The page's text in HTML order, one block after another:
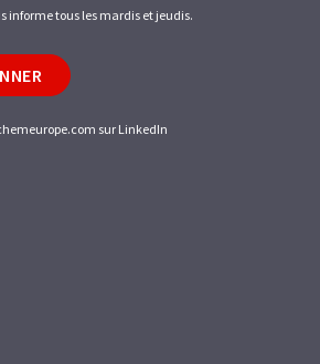
informe tous les mardis et jeudis.
sur LinkedIn